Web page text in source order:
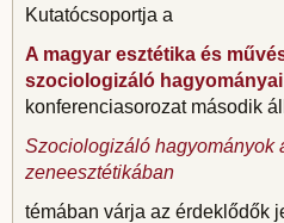
Kutatócsoportja a
A magyar esztétika és
szociologizáló hagyományai
konferenciasorozat második
Szociologizáló hagyományok
zeneesztétikában
témában várja az érdeklődők